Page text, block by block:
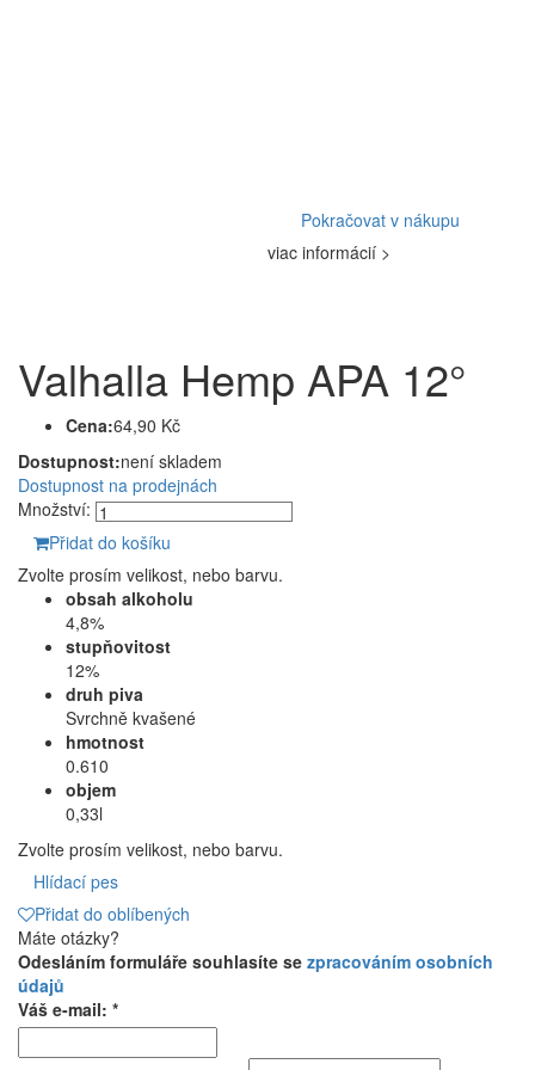
Pokračovat v nákupu
Valhalla Hemp APA 12°
Cena:64,90 Kč
Dostupnost:není skladem
Dostupnost na prodejnách
Množství:
Přidat do košíku
Zvolte prosím velikost, nebo barvu.
obsah alkoholu
4,8%
stupňovitost
12%
druh piva
Svrchně kvašené
hmotnost
0.610
objem
0,33l
Zvolte prosím velikost, nebo barvu.
Hlídací pes
Přidat do oblíbených
viac informácií >
Máte otázky?
Odesláním formuláře souhlasíte se zpracováním osobních
údajů
Váš e-mail: *